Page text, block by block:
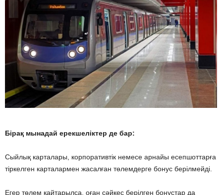
Бірақ мынадай ерекшеліктер де бар:
Сыйлық карталары, корпоративтік немесе арнайы есепшоттарға
тіркелген карталармен жасалған төлемдерге бонус берілмейді.
Егер төлем қайтарылса, оған сәйкес берілген бонустар да